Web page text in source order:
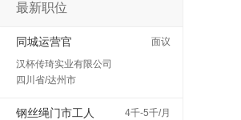
最新职位
同城运营官
面议
汉杯传琦实业有限公司
四川省/达州市
钢丝绳门市工人
4千-5千/月